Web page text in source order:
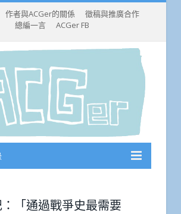
作者與ACGer的關係
徵稿與推廣合作
總編一言
ACGer FB
「通過戰爭史最需要